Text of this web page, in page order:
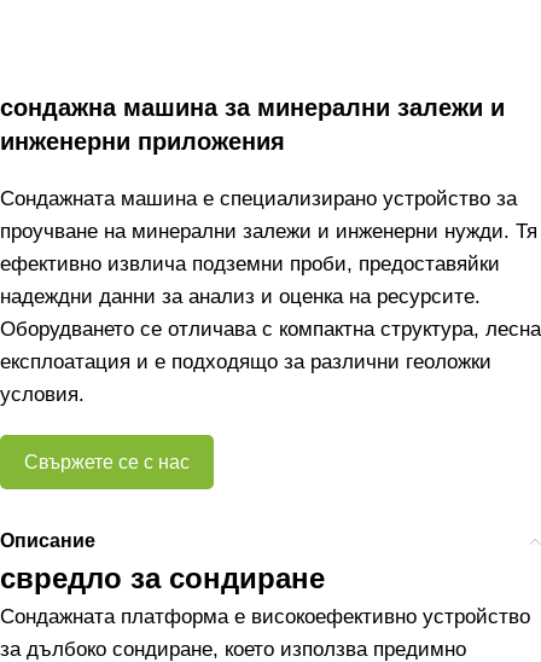
сондажна машина за минерални залежи и
инженерни приложения
Сондажната машина е специализирано устройство за
проучване на минерални залежи и инженерни нужди. Тя
ефективно извлича подземни проби, предоставяйки
надеждни данни за анализ и оценка на ресурсите.
Оборудването се отличава с компактна структура, лесна
експлоатация и е подходящо за различни геоложки
условия.
Свържете се с нас
Описание
свредло за сондиране
Сондажната платформа е високоефективно устройство
за дълбоко сондиране, което използва предимно